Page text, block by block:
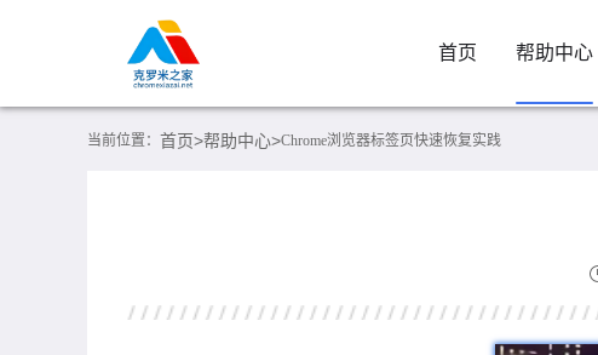
首页 帮助中心
当前位置： 首页>帮助中心>Chrome浏览器标签页快速恢复实践